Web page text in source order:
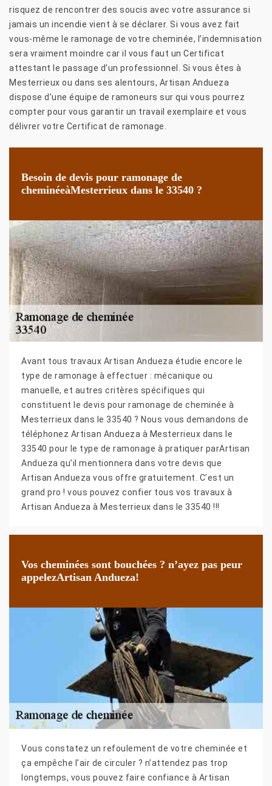
risquez de rencontrer des soucis avec votre assurance si
jamais un incendie vient à se déclarer. Si vous avez fait
vous-même le ramonage de votre cheminée, l’indemnisation
sera vraiment moindre car il vous faut un Certificat
attestant le passage d’un professionnel. Si vous êtes à
Mesterrieux ou dans ses alentours, Artisan Andueza
dispose d’une équipe de ramoneurs sur qui vous pourrez
compter pour vous garantir un travail exemplaire et vous
délivrer votre Certificat de ramonage.
Besoin de devis pour ramonage de
cheminéeàMesterrieux dans le 33540 ?
Avant tous travaux Artisan Andueza étudie encore le
type de ramonage à effectuer : mécanique ou
manuelle, et autres critères spécifiques qui
constituent le devis pour ramonage de cheminée à
Mesterrieux dans le 33540 ? Nous vous demandons de
téléphonez Artisan Andueza à Mesterrieux dans le
33540 pour le type de ramonage à pratiquer parArtisan
Andueza qu’il mentionnera dans votre devis que
Artisan Andueza vous offre gratuitement. C’est un
grand pro ! vous pouvez confier tous vos travaux à
Artisan Andueza à Mesterrieux dans le 33540 !!!
Vos cheminées sont bouchées ? n’ayez pas peur
appelezArtisan Andueza!
Vous constatez un refoulement de votre cheminée et
ça empêche l’air de circuler ? n’attendez pas trop
longtemps, vous pouvez faire confiance à Artisan